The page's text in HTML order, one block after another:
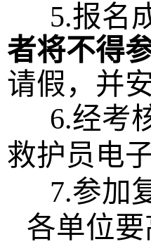
5.报名
者将不得
请假，并
6.经考
救护员电
7.参加
各单位